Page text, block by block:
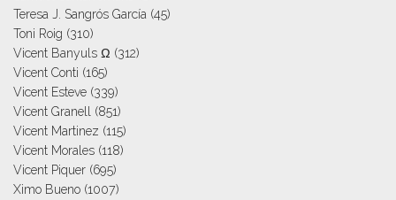
Teresa J. Sangrós García (45)
Toni Roig (310)
Vicent Banyuls Ω (312)
Vicent Conti (165)
Vicent Esteve (339)
Vicent Granell (851)
Vicent Martinez (115)
Vicent Morales (118)
Vicent Piquer (695)
Ximo Bueno (1007)